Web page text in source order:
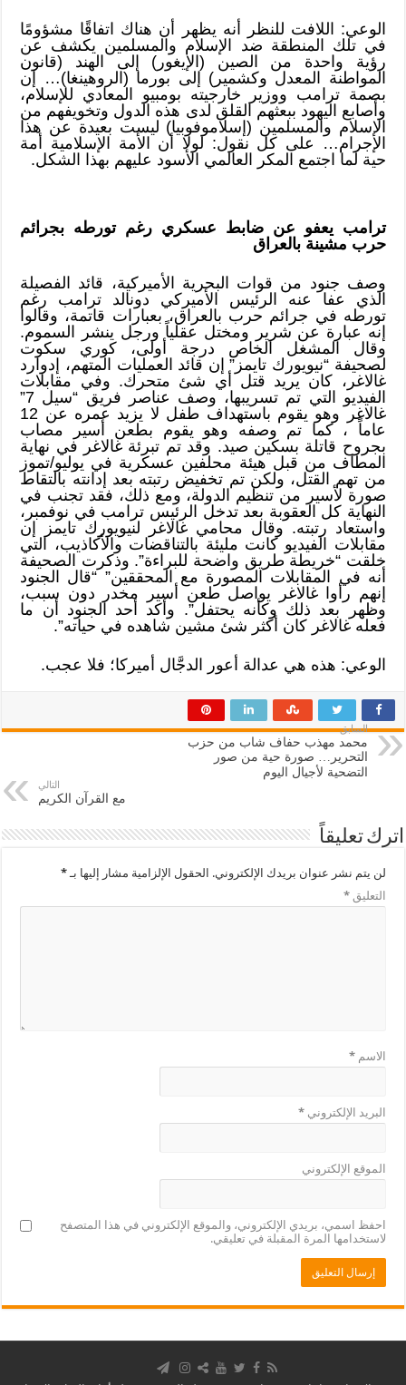
الوعي: اللافت للنظر أنه يظهر أن هناك اتفاقًا مشؤومًا
في تلك المنطقة ضد الإسلام والمسلمين يكشف عن
رؤية واحدة من الصين (الإيغور) إلى الهند (قانون
المواطنة المعدل وكشمير) إلى بورما (الروهينغا)… إن
بصمة ترامب ووزير خارجيته بومبيو المعادي للإسلام،
وأصابع اليهود ببعثهم القلق لدى هذه الدول وتخويفهم من
الإسلام والمسلمين (إسلاموفوبيا) ليست بعيدة عن هذا
الإجرام… على كل نقول: لولا أن الأمة الإسلامية أمة
حية لما اجتمع المكر العالمي الأسود عليهم بهذا الشكل.
ترامب يعفو عن ضابط عسكري رغم تورطه بجرائم
حرب مشينة بالعراق
وصف جنود من قوات البحرية الأميركية، قائد الفصيلة
الذي عفا عنه الرئيس الأميركي دونالد ترامب رغم
تورطه في جرائم حرب بالعراق، بعبارات قاتمة، وقالوا
إنه عبارة عن شرير ومختل عقلياً ورجل ينشر السموم.
وقال المشغل الخاص درجة أولى، كوري سكوت
لصحيفة “نيويورك تايمز” إن قائد العمليات المتهم، إدوارد
غالاغر، كان يريد قتل أي شئ متحرك. وفي مقابلات
الفيديو التي تم تسريبها، وصف عناصر فريق “سيل 7”
غالاغر وهو يقوم باستهداف طفل لا يزيد عمره عن 12
عاماً ، كما تم وصفه وهو يقوم بطعن أسير مصاب
بجروح قاتلة بسكين صيد. وقد تم تبرئة غالاغر في نهاية
المطاف من قبل هيئة محلفين عسكرية في يوليو/تموز
من تهم القتل، ولكن تم تخفيض رتبته بعد إدانته بالتقاط
صورة لأسير من تنظيم الدولة، ومع ذلك، فقد تجنب في
النهاية كل العقوبة بعد تدخل الرئيس ترامب في نوفمبر،
واستعاد رتبته. وقال محامي غالاغر لنيويورك تايمز إن
مقابلات الفيديو كانت مليئة بالتناقضات والأكاذيب، التي
خلقت “خريطة طريق واضحة للبراءة”. وذكرت الصحيفة
أنه في المقابلات المصورة مع المحققين” “قال الجنود
إنهم رأوا غالاغر يواصل طعن أسير مخدر دون سبب،
وظهر بعد ذلك وكأنه يحتفل”. وأكد أحد الجنود أن ما
فعله غالاغر كان أكثر شئ مشين شاهده في حياته”.
الوعي: هذه هي عدالة أعور الدجَّال أميركا؛ فلا عجب.
السابق
محمد مهذب حفاف شاب من حزب
التحرير… صورة حية من صور
التضحية لأجيال اليوم
التالي
مع القرآن الكريم
اترك تعليقاً
لن يتم نشر عنوان بريدك الإلكتروني. الحقول الإلزامية مشار إليها بـ*
التعليق*
الاسم*
البريد الإلكتروني*
الموقع الإلكتروني
احفظ اسمي، بريدي الإلكتروني، والموقع الإلكتروني في هذا المتصفح
لاستخدامها المرة المقبلة في تعليقي.